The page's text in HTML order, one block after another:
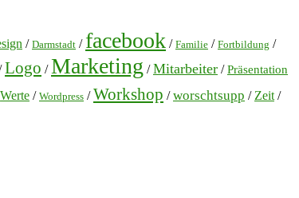
/ Darmstadt / facebook / Familie / Fortbildung /
Logo /Marketing /Mitarbeiter /Präsentation
Werte / Wordpress /Workshop /worschtsupp / Zeit /